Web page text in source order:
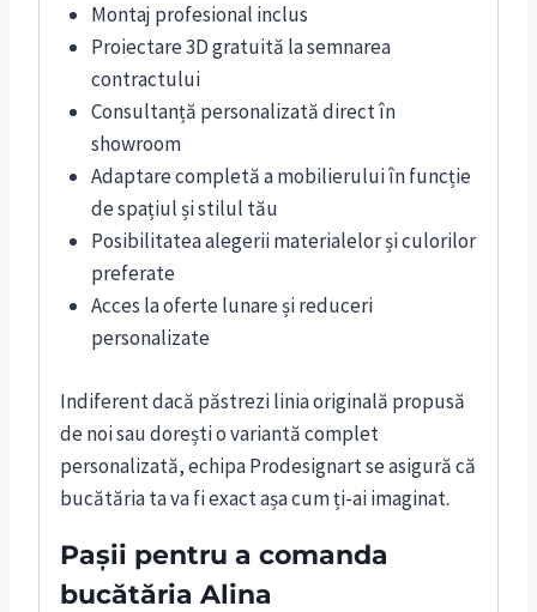
Montaj profesional inclus
Proiectare 3D gratuită la semnarea
contractului
Consultanță personalizată direct în
showroom
Adaptare completă a mobilierului în funcție
de spațiul și stilul tău
Posibilitatea alegerii materialelor și culorilor
preferate
Acces la oferte lunare și reduceri
personalizate
Indiferent dacă păstrezi linia originală propusă
de noi sau dorești o variantă complet
personalizată, echipa Prodesignart se asigură că
bucătăria ta va fi exact așa cum ți-ai imaginat.
Pașii pentru a comanda
bucătăria Alina